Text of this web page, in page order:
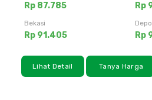
Rp 87.785 Rp
Bekasi
Rp 91.405 Rp
Lihat Detail Tanya Harga